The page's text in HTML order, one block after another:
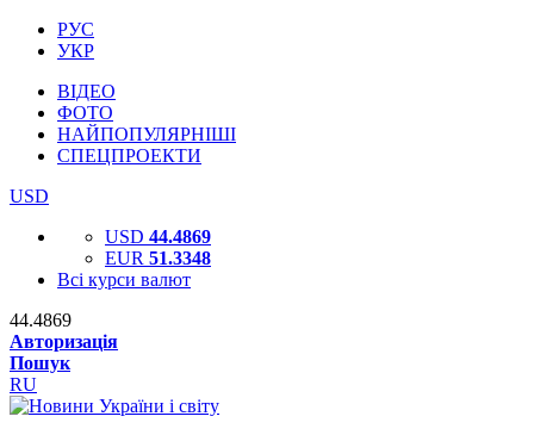
РУС
УКР
ВІДЕО
ФОТО
НАЙПОПУЛЯРНІШІ
СПЕЦПРОЕКТИ
USD
USD 44.4869
EUR 51.3348
Всі курси валют
44.4869
Авторизація
Пошук
RU